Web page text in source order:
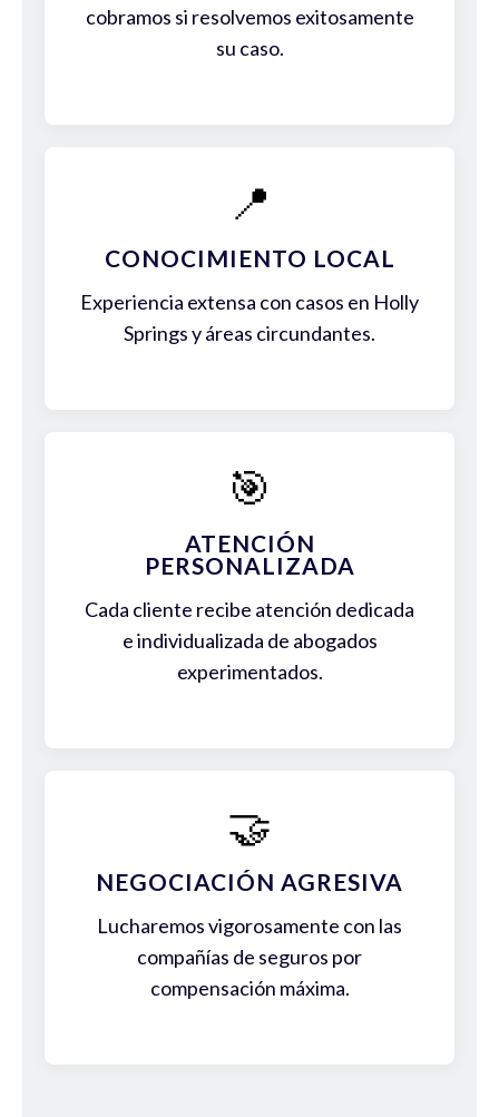
cobramos si resolvemos exitosamente
su caso.
📍
CONOCIMIENTO LOCAL
Experiencia extensa con casos en Holly
Springs y áreas circundantes.
🎯
ATENCIÓN
PERSONALIZADA
Cada cliente recibe atención dedicada
e individualizada de abogados
experimentados.
🤝
NEGOCIACIÓN AGRESIVA
Lucharemos vigorosamente con las
compañías de seguros por
compensación máxima.